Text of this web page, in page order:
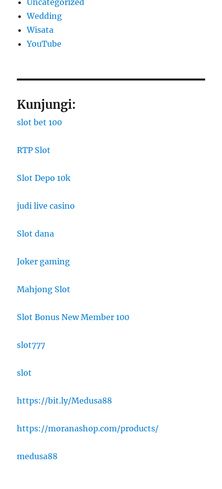
Uncategorized
Wedding
Wisata
YouTube
Kunjungi:
slot bet 100
RTP Slot
Slot Depo 10k
judi live casino
Slot dana
Joker gaming
Mahjong Slot
Slot Bonus New Member 100
slot777
slot
https://bit.ly/Medusa88
https://moranashop.com/products/
medusa88